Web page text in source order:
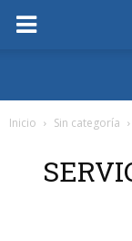
Inicio Sin categoría